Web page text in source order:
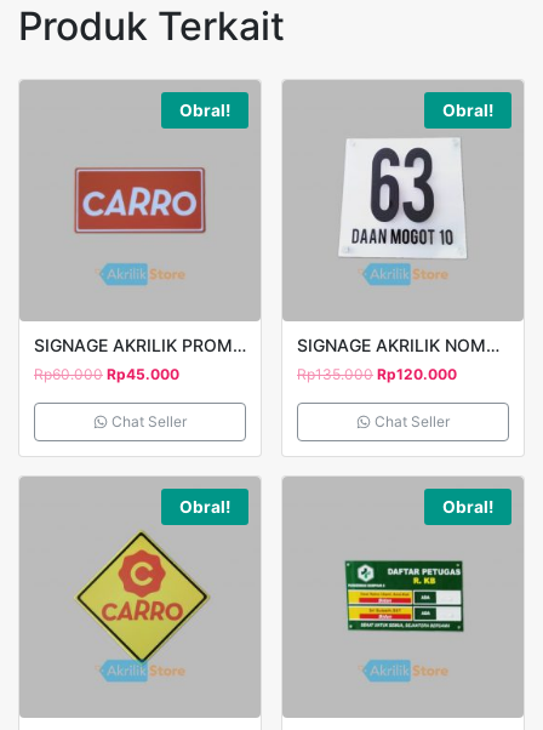
Produk Terkait
Obral!
SIGNAGE AKRILIK PROMOTION CARRO PRINT UV 25X15CM
Rp60.000 Rp45.000
Chat Seller
Obral!
SIGNAGE AKRILIK NOMOR RUMAH TIMBUL 40X40CM
Rp135.000 Rp120.000
Chat Seller
Obral! Obral!